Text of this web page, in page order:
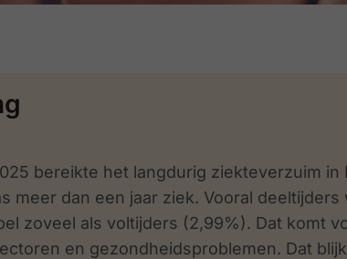
bereikte het langdurig ziekteverzuim in
meer dan een jaar ziek. Vooral
zoveel als voltijders (2,99%). Dat komt
en gezondheidsproblemen. Dat